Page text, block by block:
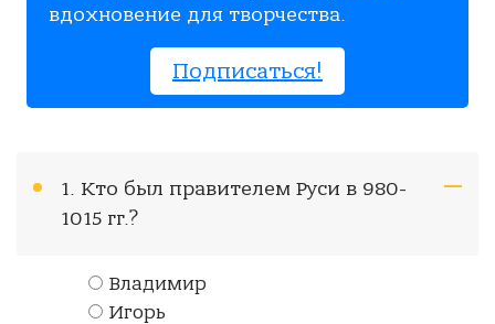
вдохновение для творчества.
Подписаться!
1. Кто был правителем Руси в 980-
1015 гг.?
Владимир
Игорь